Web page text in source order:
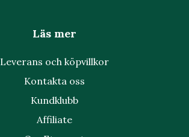
Läs mer
Leverans och köpvillkor
Kontakta oss
Kundklubb
Affiliate